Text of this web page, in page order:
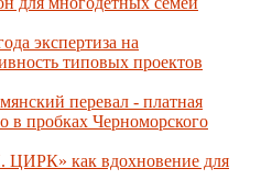
экспертиза на
типовых проектов
перевал - платная
в пробках Черноморского
как вдохновение для